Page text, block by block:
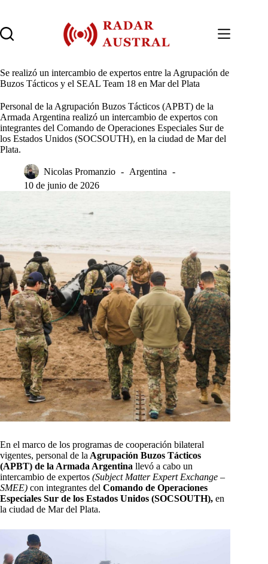
contenido
Se realizó un intercambio de expertos entre la Agrupación de
Buzos Tácticos y el SEAL Team 18 en Mar del Plata
Personal de la Agrupación Buzos Tácticos (APBT) de la
Armada Argentina realizó un intercambio de expertos con
integrantes del Comando de Operaciones Especiales Sur de
los Estados Unidos (SOCSOUTH), en la ciudad de Mar del
Plata.
Nicolas Promanzio
Argentina
10 de junio de 2026
En el marco de los programas de cooperación bilateral
vigentes, personal de la Agrupación Buzos Tácticos
(APBT) de la Armada Argentina llevó a cabo un
intercambio de expertos (Subject Matter Expert Exchange –
SMEE) con integrantes del Comando de Operaciones
Especiales Sur de los Estados Unidos (SOCSOUTH), en
la ciudad de Mar del Plata.